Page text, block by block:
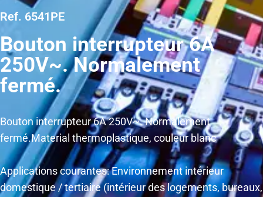
Ref. 6541PE
Bouton interrupteur 6A
250V~. Normalement
fermé.
Bouton interrupteur 6A 250V~. Normalement
fermé.Material thermoplastique, couleur blanc
Applications courantes: Environnement intérieur
domestique / tertiaire (intérieur des logements, bureaux,